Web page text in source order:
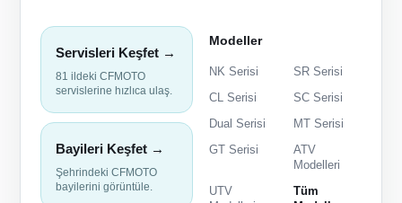
Servisleri Keşfet →
81 ildeki CFMOTO
servislerine hızlıca ulaş.
Bayileri Keşfet →
Şehrindeki CFMOTO
bayilerini görüntüle.
Modeller
NK Serisi
SR Serisi
CL Serisi
SC Serisi
Dual Serisi
MT Serisi
GT Serisi
ATV
Modelleri
UTV
Tüm